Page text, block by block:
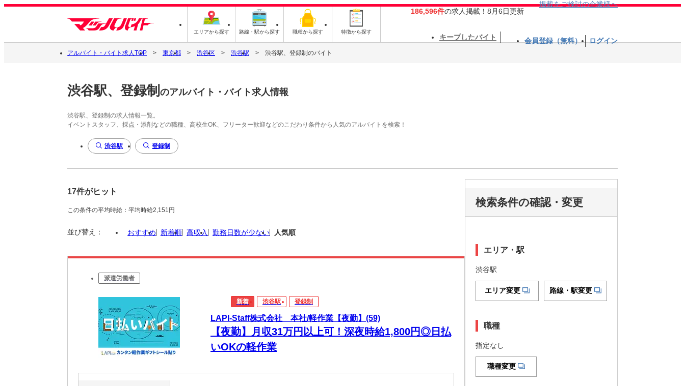
エリアから探す 路線・駅から探す 職種から探す 特徴から探す
186,596件の求人掲載！8月6日更新
掲載をご検討の企業様へ
キープしたバイト 会員登録（無料） ログイン
アルバイト・バイト求人TOP 東京都 渋谷区 渋谷駅 渋谷駅、登録制のバイト
渋谷駅、登録制 のアルバイト・バイト求人情報
渋谷駅、登録制の求人情報一覧。
イベントスタッフ、採点・添削などの職種、高校生OK、フリーター歓迎などのこだわり条件から人気のアルバイトを検索！
渋谷駅 登録制
17件がヒット
この条件の平均時給：平均時給2,151円
並び替え： おすすめ 新着順 高収入 勤務日数が少ない 人気順
派遣労働者
新着 渋谷駅 登録制
LAPI-Staff株式会社 本社/軽作業【夜勤】(59)
【夜勤】月収31万円以上可！深夜時給1,800円◎日払
いOKの軽作業
検索条件の確認・変更
エリア・駅
渋谷駅
エリア変更 路線・駅変更
職種
指定なし
職種変更